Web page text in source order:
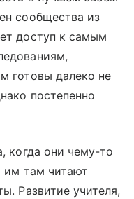
сообщества из
доступ к самым
готовы далеко не
постепенно
когда они чему-то
им там читают
Развитие учителя,